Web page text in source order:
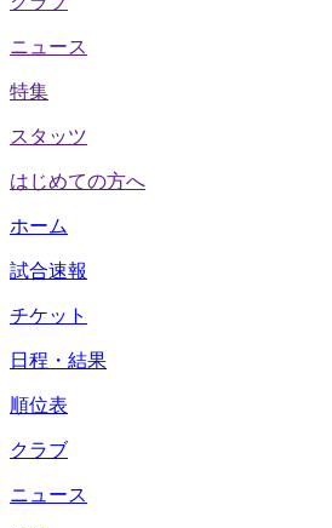
ニュース
特集
スタッツ
はじめての方へ
ホーム
試合速報
チケット
日程・結果
順位表
クラブ
ニュース